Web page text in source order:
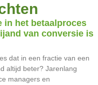
in het betaalproces
van conversie is
dat in een fractie van een
altijd beter? Jarenlang
managers en